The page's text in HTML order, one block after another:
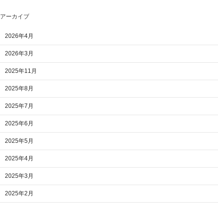
アーカイブ
2026年4月
2026年3月
2025年11月
2025年8月
2025年7月
2025年6月
2025年5月
2025年4月
2025年3月
2025年2月